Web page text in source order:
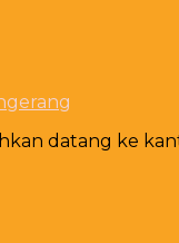
datang ke